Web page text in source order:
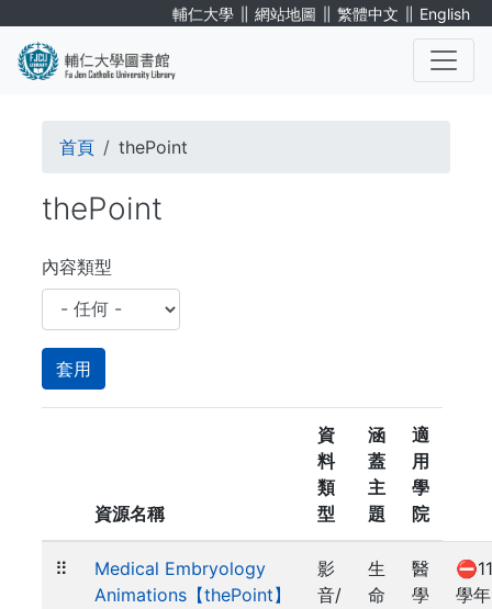
輔仁大學 ∥ 網站地圖 ∥ 繁體中文 ∥ English
導
連
結
首頁 thePoint
thePoint
內容類型
資源名稱
資
料
類
型
涵
蓋
主
題
適
用
學
院
⠿
Medical Embryology
Animations【thePoint】
影
音/
生
命
醫
學
學年